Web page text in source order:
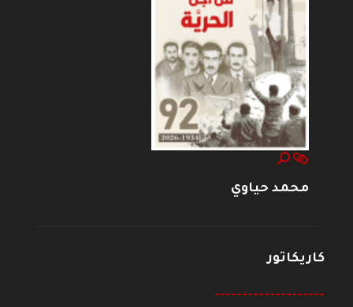
محمد حياوي
كاريكاتور
--------------------